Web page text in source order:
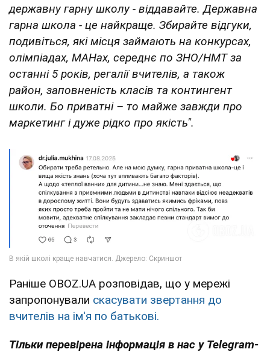
державну гарну школу - віддавайте. Державна
гарна школа - це найкраще. Збирайте відгуки,
подивіться, які місця займають на конкурсах,
олімпіадах, МАНах, середнє по ЗНО/НМТ за
останні 5 років, регалії вчителів, а також
район, заповненість класів та контингент
школи. Бо приватні – то майже завжди про
маркетинг і дуже рідко про якість".
Раніше OBOZ.UA розповідав, що у мережі
запропонували скасувати звертання до
вчителів на ім'я по батькові.
Тільки перевірена інформація в нас у Telegram-